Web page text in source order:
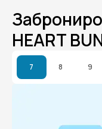
HEART
7 8 9